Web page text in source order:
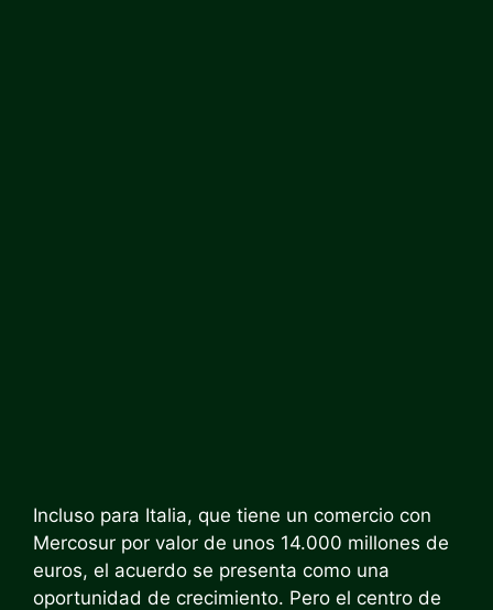
Incluso para Italia, que tiene un comercio con
Mercosur por valor de unos 14.000 millones de
euros, el acuerdo se presenta como una
oportunidad de crecimiento. Pero el centro de